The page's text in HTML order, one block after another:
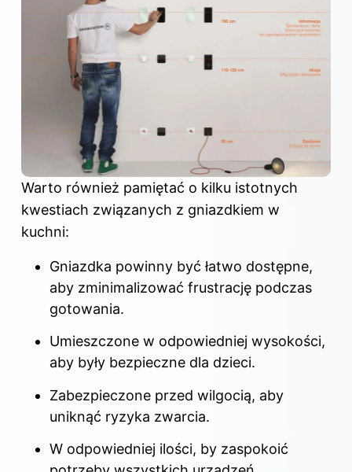
Warto również pamiętać o kilku istotnych
kwestiach związanych z gniazdkiem w
kuchni:
Gniazdka powinny być łatwo dostępne,
aby zminimalizować frustrację podczas
gotowania.
Umieszczone w odpowiedniej wysokości,
aby były bezpieczne dla dzieci.
Zabezpieczone przed wilgocią, aby
uniknąć ryzyka zwarcia.
W odpowiedniej ilości, by zaspokoić